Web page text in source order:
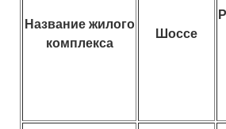
Название жилого
комплекса
Шоссе